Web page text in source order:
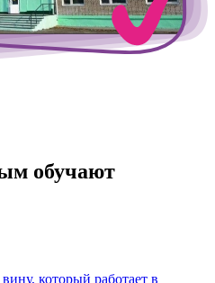
обучают
который работает в